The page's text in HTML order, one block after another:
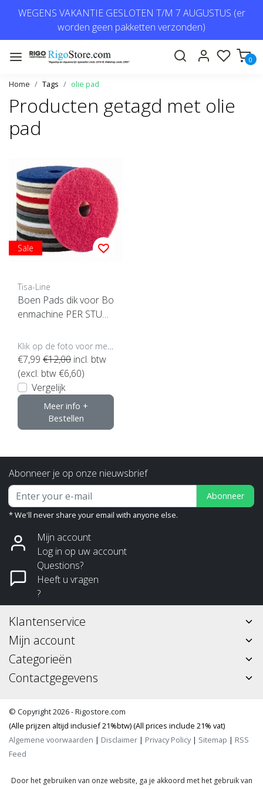
WEGENS VAKANTIE GESLOTEN T/M 7 AUGUSTUS (er
worden geen pakketten verzonden)
0
Home Tags olie pad
Producten getagd met olie
pad
Sale
Tisa-Line
Boen Pads dik voor Bo
enmachine PER STUK
kleuren)
€7,99 €12,00 incl. btw
(excl. btw €6,60)
Vergelijk
Meer info +
Bestellen
Abonneer je op onze nieuwsbrief
Abonneer
* We'll never share your email with anyone else.
Mijn account
Log in op uw account
Questions?
Heeft u vragen
?
Klantenservice
Mijn account
Categorieën
Contactgegevens
© Copyright 2026 - Rigostore.com
(Alle prijzen altijd inclusief 21%btw) (All prices include 21% vat)
Algemene voorwaarden | Disclaimer | Privacy Policy| Sitemap | RSS
Feed
Door het gebruiken van onze website, ga je akkoord met het gebruik van